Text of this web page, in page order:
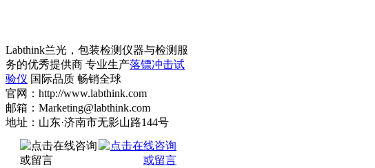
Labthink兰光，包装检测仪器与检测服
务的优秀提供商 专业生产落镖冲击试
验仪 国际品质 畅销全球
官网：http://www.labthink.com
邮箱：Marketing@labthink.com
地址：山东·济南市无影山路144号